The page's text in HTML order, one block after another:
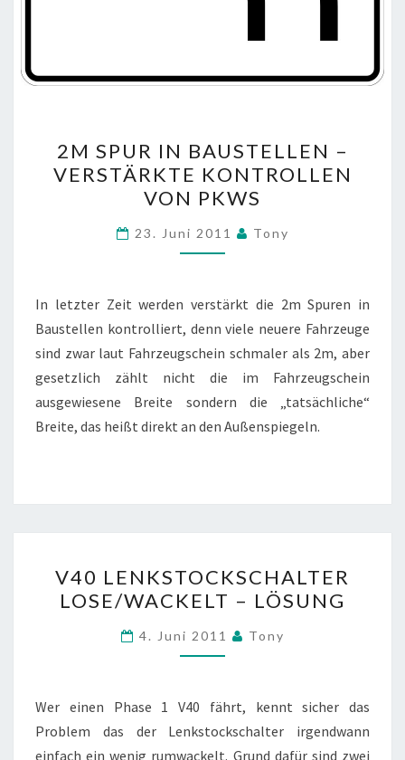
SPUR
IN
BAUSTELLEN
–
VERSTÄRKTE
VON
PKWS
2M SPUR IN BAUSTELLEN –
VERSTÄRKTE KONTROLLEN
VON PKWS
23. Juni 2011 Tony
In letzter Zeit werden verstärkt die 2m Spuren in
Baustellen kontrolliert, denn viele neuere Fahrzeuge
sind zwar laut Fahrzeugschein schmaler als 2m, aber
gesetzlich zählt nicht die im Fahrzeugschein
ausgewiesene Breite sondern die „tatsächliche“
Breite, das heißt direkt an den Außenspiegeln.
LENKSTOCKSCHALTER
LOSE/WACKELT
–
LÖSUNG
V40 LENKSTOCKSCHALTER
LOSE/WACKELT – LÖSUNG
4. Juni 2011 Tony
Wer einen Phase 1 V40 fährt, kennt sicher das
Problem das der Lenkstockschalter irgendwann
einfach ein wenig rumwackelt. Grund dafür sind zwei